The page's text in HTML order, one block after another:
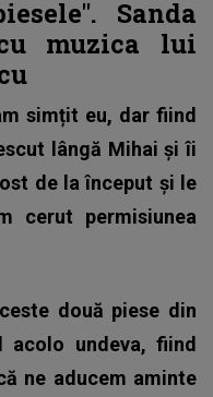
Sanda
muzica lui
simțit eu, dar fiind
lângă Mihai și îi
de la început și le
cerut permisiunea
două piese din
undeva, fiind
ne aducem aminte